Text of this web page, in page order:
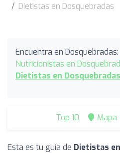
Dietistas en Dosquebradas
Encuentra en Dosquebradas:
Nutricionistas en
Dietistas en Dosquebradas
Top 10 Mapa
Esta es tu guía de Dietistas